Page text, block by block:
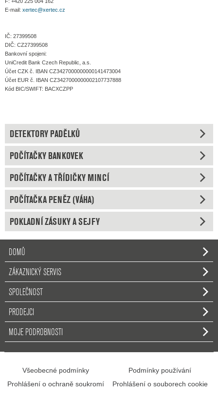
E-mail: xertec@xertec.cz
IČ: 27399508
DIČ: CZ27399508
Bankovní spojeni:
UniCredit Bank Czech Republic, a.s.
Účet CZK č. IBAN CZ3427000000000141473004
Účet EUR č. IBAN CZ3427000000002107737888
Kód BIC/SWIFT: BACXCZPP
DETEKTORY PADĚLKŮ
POČÍTAČKY BANKOVEK
POČÍTAČKY A TŘÍDIČKY MINCÍ
POČÍTAČKA PENĚZ (VÁHA)
POKLADNÍ ZÁSUKY A SEJFY
DOMŮ
ZÁKAZNICKÝ SERVIS
SPOLEČNOST
PRODEJCI
MOJE PODROBNOSTI
Všeobecné podmínky
Podmínky používání
Prohlášení o ochraně soukromí
Prohlášení o souborech cookie